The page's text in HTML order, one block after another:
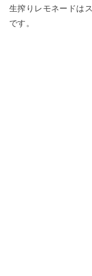
生搾りレモネードは
です。